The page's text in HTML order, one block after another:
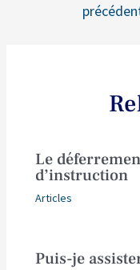
Le
d’instruction
Articles
Puis-je